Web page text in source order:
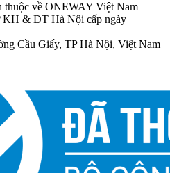
về ONEWAY Việt Nam
KH & ĐT Hà Nội cấp ngày
Cầu Giấy, TP Hà Nội, Việt Nam